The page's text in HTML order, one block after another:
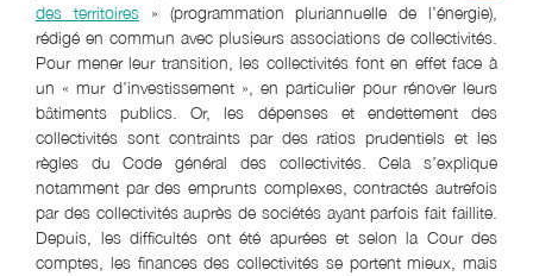
des territoires» (programmation pluriannuelle de l’énergie),
rédigé en commun avec plusieurs associations de collectivités.
Pour mener leur transition, les collectivités font en effet face à
un « mur d’investissement », en particulier pour rénover leurs
bâtiments publics. Or, les dépenses et endettement des
collectivités sont contraints par des ratios prudentiels et les
règles du Code général des collectivités. Cela s’explique
notamment par des emprunts complexes, contractés autrefois
par des collectivités auprès de sociétés ayant parfois fait faillite.
Depuis, les difficultés ont été apurées et selon la Cour des
comptes, les finances des collectivités se portent mieux, mais